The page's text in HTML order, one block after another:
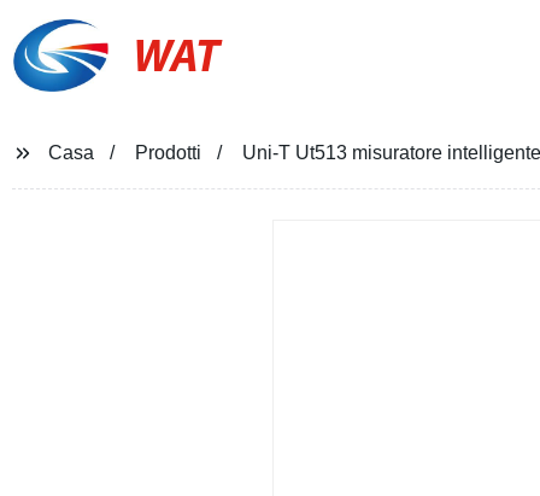
WAT
Casa Prodotti Uni-T Ut513 misuratore